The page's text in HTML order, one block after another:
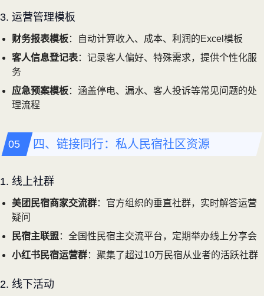
3. 运营管理模板
财务报表模板：自动计算收入、成本、利润的Excel模板
客人信息登记表：记录客人偏好、特殊需求，提供个性化服
务
应急预案模板：涵盖停电、漏水、客人投诉等常见问题的处
理流程
四、链接同行：私人民宿社区资源
1. 线上社群
美团民宿商家交流群：官方组织的垂直社群，实时解答运营
疑问
民宿主联盟 ：全国性民宿主交流平台，定期举办线上分享会
小红书民宿运营群：聚集了超过10万民宿从业者的活跃社群
2. 线下活动